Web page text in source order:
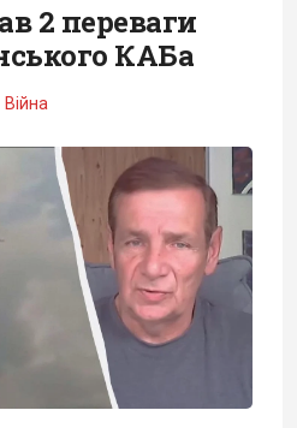
2 переваги
КАБа
Війна